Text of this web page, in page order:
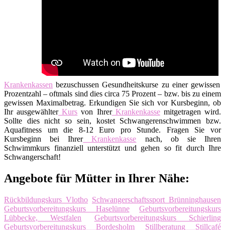
Krankenkassen bezuschussen Gesundheitskurse zu einer gewissen
Prozentzahl – oftmals sind dies circa 75 Prozent – bzw. bis zu einem
gewissen Maximalbetrag. Erkundigen Sie sich vor Kursbeginn, ob
Ihr ausgewählterKurs von IhrerKrankenkassemitgetragen wird.
Sollte dies nicht so sein, kostet Schwangerenschwimmen bzw.
Aquafitness um die 8-12 Euro pro Stunde. Fragen Sie vor
Kursbeginn bei IhrerKrankenkasse nach, ob sie Ihren
Schwimmkurs finanziell unterstützt und gehen so fit durch Ihre
Schwangerschaft!
Angebote für Mütter in Ihrer Nähe:
Rückbildungskurs Vlotho Schwangerschaftssport Brünninghausen
Geburtsvorbereitungskurs Haselünne
Geburtsvorbereitungskurs
Lübbecke, Westfalen
Geburtsvorbereitungskurs Schierling
Geburtsvorbereitungskurs Bordesholm
Stillberatung Stillcafé